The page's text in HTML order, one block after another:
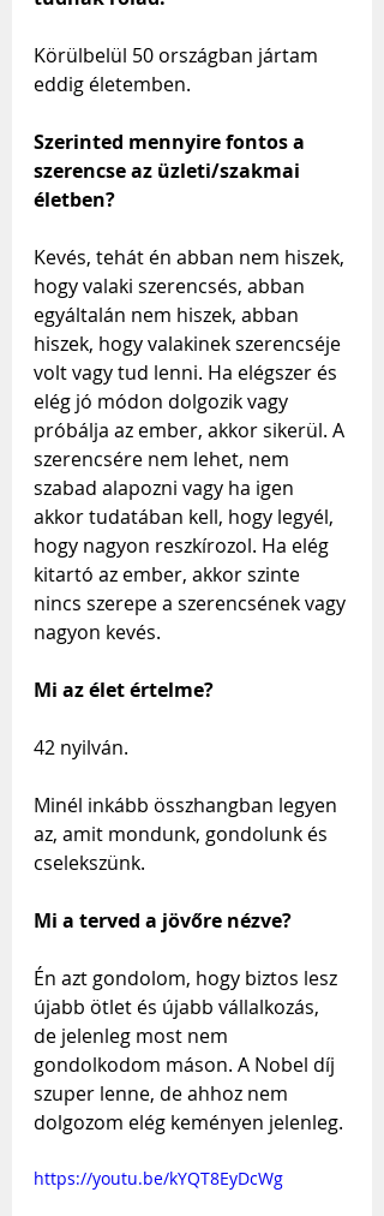
Körülbelül 50 országban jártam
eddig életemben.
Szerinted mennyire fontos a
szerencse az üzleti/szakmai
életben?
Kevés, tehát én abban nem hiszek,
hogy valaki szerencsés, abban
egyáltalán nem hiszek, abban
hiszek, hogy valakinek szerencséje
volt vagy tud lenni. Ha elégszer és
elég jó módon dolgozik vagy
próbálja az ember, akkor sikerül. A
szerencsére nem lehet, nem
szabad alapozni vagy ha igen
akkor tudatában kell, hogy legyél,
hogy nagyon reszkírozol. Ha elég
kitartó az ember, akkor szinte
nincs szerepe a szerencsének vagy
nagyon kevés.
Mi az élet értelme?
42 nyilván.
Minél inkább összhangban legyen
az, amit mondunk, gondolunk és
cselekszünk.
Mi a terved a jövőre nézve?
Én azt gondolom, hogy biztos lesz
újabb ötlet és újabb vállalkozás,
de jelenleg most nem
gondolkodom máson. A Nobel díj
szuper lenne, de ahhoz nem
dolgozom elég keményen jelenleg.
https://youtu.be/kYQT8EyDcWg